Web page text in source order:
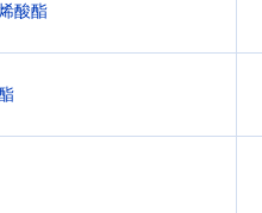
酸酯